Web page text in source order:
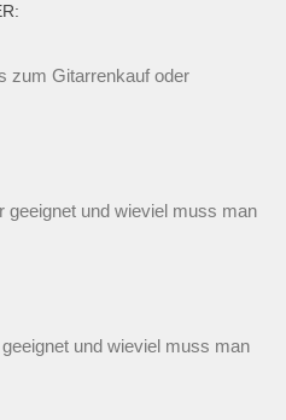
zum Gitarrenkauf oder
geeignet und wieviel muss man
und wieviel muss man